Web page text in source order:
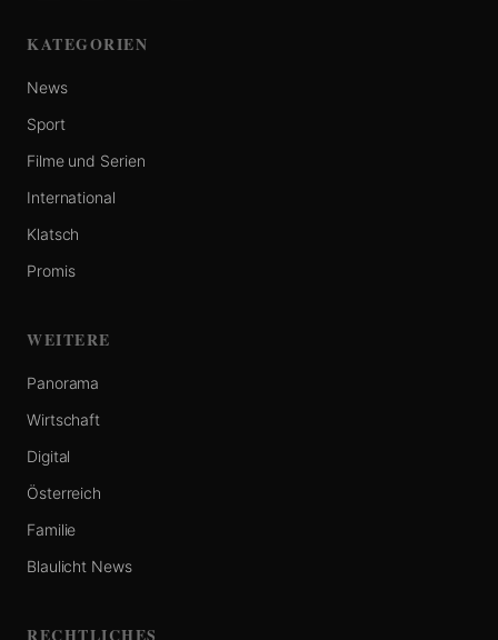
KATEGORIEN
News
Sport
Filme und Serien
International
Klatsch
Promis
WEITERE
Panorama
Wirtschaft
Digital
Österreich
Familie
Blaulicht News
RECHTLICHES